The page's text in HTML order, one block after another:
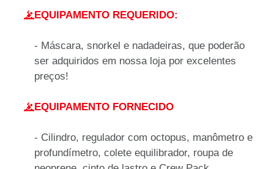
EQUIPAMENTO REQUERIDO:
- Máscara, snorkel e nadadeiras, que poderão
ser adquiridos em nossa loja por excelentes
preços!
EQUIPAMENTO FORNECIDO
- Cilindro, regulador com octopus, manômetro e
profundímetro, colete equilibrador, roupa de